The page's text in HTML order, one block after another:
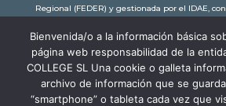
Regional (FEDER) y gestionada por el IDAE,
subvención de 30.245,63€. Con una potencia
comunidad educativa de New Castelar ahorra al
toneladas de CO2 al año, lo que equivale a
o plantar 116 árboles al año.
Bienvenida/o a la información básica
página web responsabilidad de la
COLLEGE SL Una cookie o galleta
archivo de información que se
“smartphone” o tableta cada vez que